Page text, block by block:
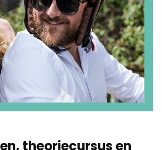
theoriecursus en